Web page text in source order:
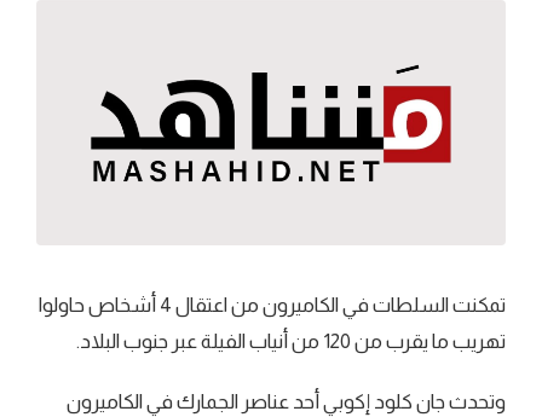
تمكنت السلطات في الكاميرون من اعتقال 4 أشخاص حاولوا
تهريب ما يقرب من 120 من أنياب الفيلة عبر جنوب البلاد.
وتحدث جان كلود إكوبي أحد عناصر الجمارك في الكاميرون